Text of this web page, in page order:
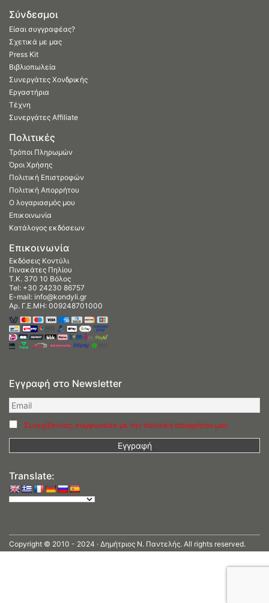
Σύνδεσμοι
Είσαι συγγραφέας?
Σχετικά με μας
Press Kit
Βιβλιοπωλεία
Συνεργάτες Χονδρικής
Εργαστήρια
Τέχνη
Συνεργάτες Affiliate
Πολιτικές
Τρόποι Πληρωμών
Όροι Χρήσης
Πολιτική Επιστροφών
Πολιτική Απορρήτου
Ο λογαριασμός μου
Επικοινωνία
Κατάλογος εκδόσεων
Επικοινωνία
Εκδόσεις Κοντύλι
Πινακάτες Πηλίου
Τ.Κ. 370 10 Βόλος
Tel: +30 24230 86757
E-mail: info@kondyli.gr
Αρ. Γ.Ε.ΜΗ: 009248701000
Εγγραφή στο Newsletter
Συνεχίζοντας, συμφωνείτε με την πολιτική απορρήτου μας
Translate:
Copyright © 2010 - 2024 · Δημήτριος N. Παντελής. All rights reserved.